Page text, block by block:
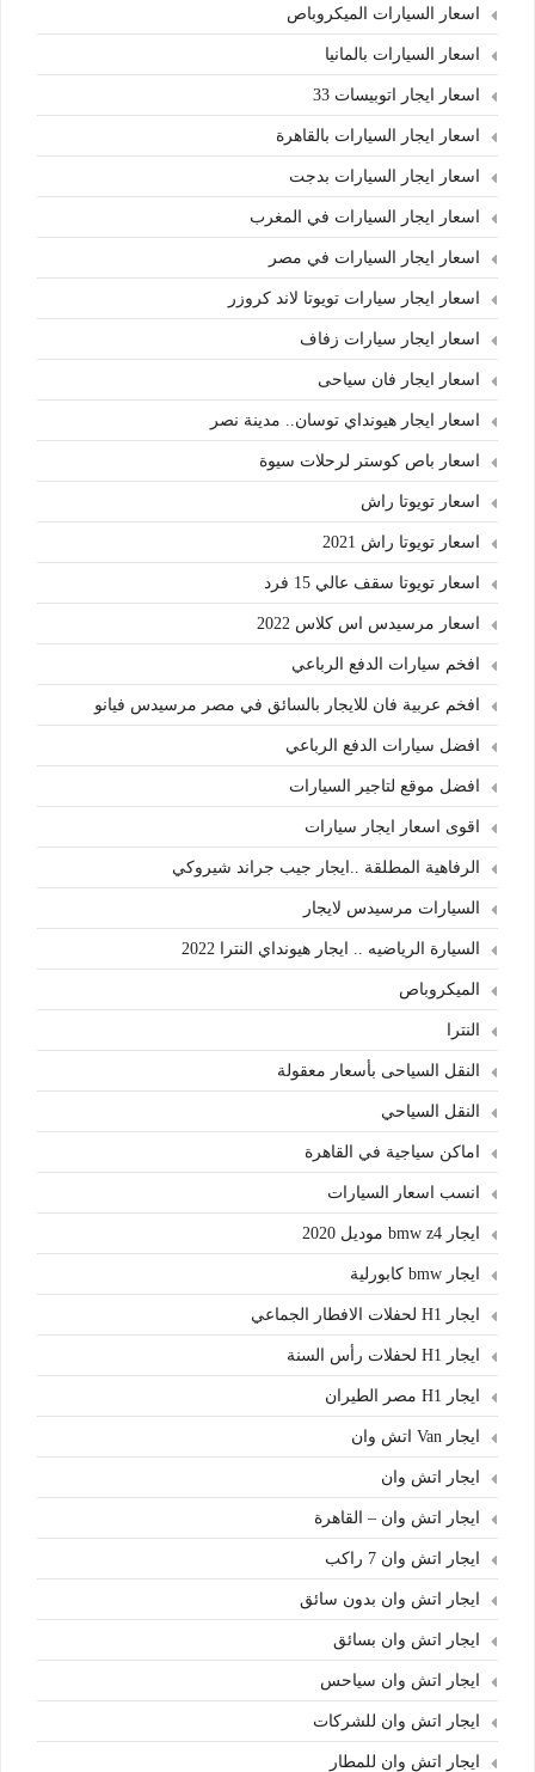
اسعار السيارات الميكروباص
اسعار السيارات بالمانيا
اسعار ايجار اتوبيسات 33
اسعار ايجار السيارات بالقاهرة
اسعار ايجار السيارات بدجت
اسعار ايجار السيارات في المغرب
اسعار ايجار السيارات في مصر
اسعار ايجار سيارات تويوتا لاند كروزر
اسعار ايجار سيارات زفاف
اسعار ايجار فان سياحى
اسعار ايجار هيونداي توسان.. مدينة نصر
اسعار باص كوستر لرحلات سيوة
اسعار تويوتا راش
اسعار تويوتا راش 2021
اسعار تويوتا سقف عالي 15 فرد
اسعار مرسيدس اس كلاس 2022
افخم سيارات الدفع الرباعي
افخم عربية فان للايجار بالسائق في مصر مرسيدس فيانو
افضل سيارات الدفع الرباعي
افضل موقع لتاجير السيارات
اقوى اسعار ايجار سيارات
الرفاهية المطلقة ..ايجار جيب جراند شيروكي
السيارات مرسيدس لايجار
السيارة الرياضيه .. ايجار هيونداي النترا 2022
الميكروباص
النترا
النقل السياحى بأسعار معقولة
النقل السياحي
اماكن سياجية في القاهرة
انسب اسعار السيارات
ايجار bmw z4 موديل 2020
ايجار bmw كابورلية
ايجار H1 لحفلات الافطار الجماعي
ايجار H1 لحفلات رأس السنة
ايجار H1 مصر الطيران
ايجار Van اتش وان
ايجار اتش وان
ايجار اتش وان – القاهرة
ايجار اتش وان 7 راكب
ايجار اتش وان بدون سائق
ايجار اتش وان بسائق
ايجار اتش وان سياحس
ايجار اتش وان للشركات
ايجار اتش وان للمطار